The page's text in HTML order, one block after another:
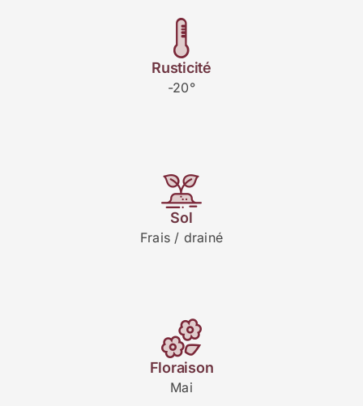
Rusticité
-20°
Sol
Frais / drainé
Floraison
Mai